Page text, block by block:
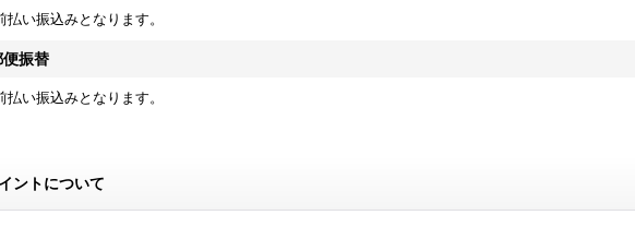
払い振込みとなります。
便振替
払い振込みとなります。
ントについて